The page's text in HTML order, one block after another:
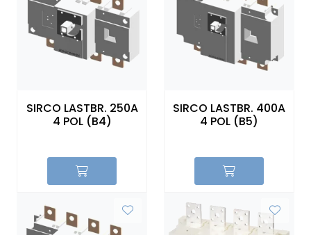
SIRCO LASTBR. 250A
4 POL (B4)
SIRCO LASTBR. 400A
4 POL (B5)